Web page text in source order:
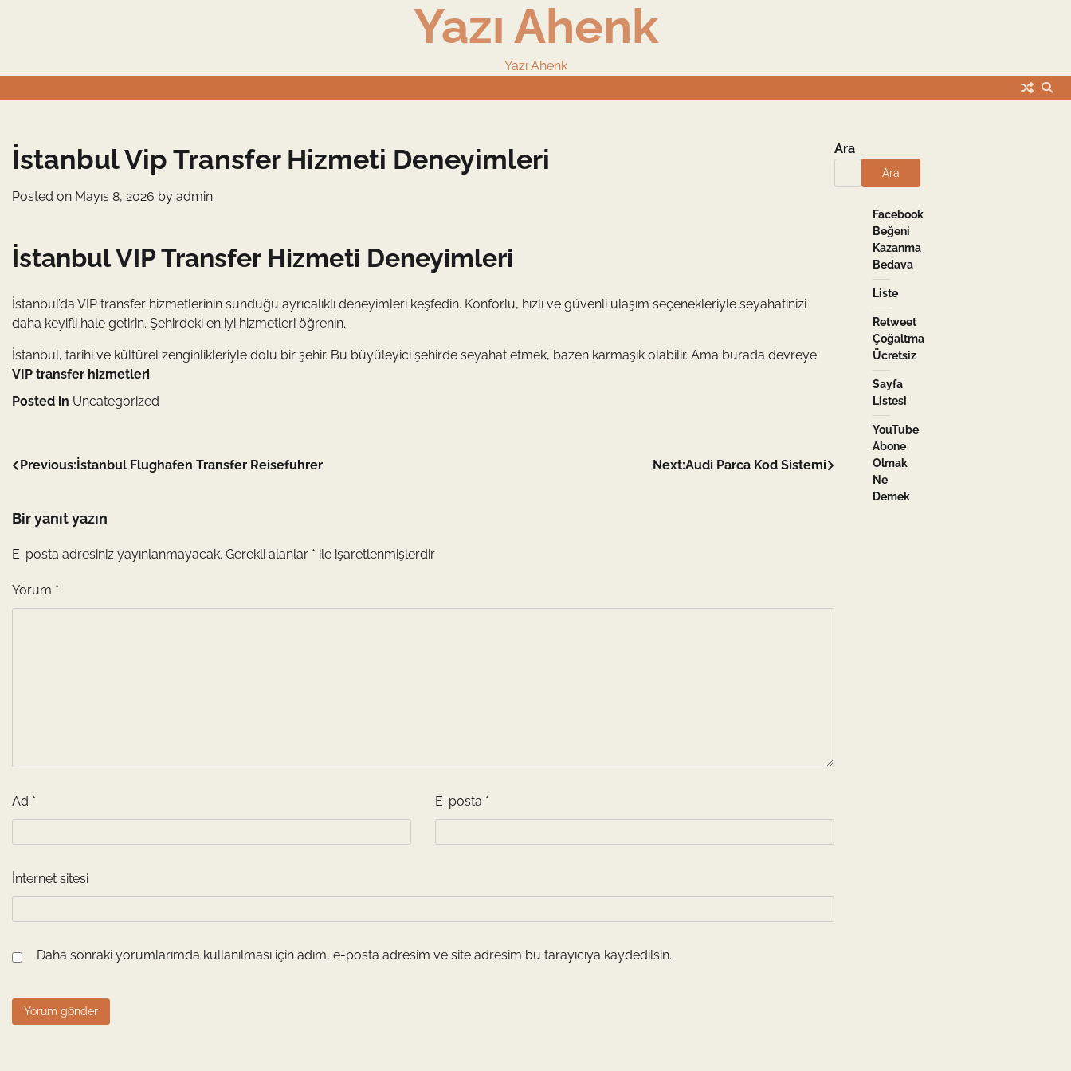
Yazı Ahenk
Yazı Ahenk
İstanbul Vip Transfer Hizmeti Deneyimleri
Posted on Mayıs 8, 2026 by admin
İstanbul VIP Transfer Hizmeti Deneyimleri
İstanbul’da VIP transfer hizmetlerinin sunduğu ayrıcalıklı deneyimleri keşfedin. Konforlu, hızlı ve güvenli ulaşım seçenekleriyle seyahatinizi
daha keyifli hale getirin. Şehirdeki en iyi hizmetleri öğrenin.
İstanbul, tarihi ve kültürel zenginlikleriyle dolu bir şehir. Bu büyüleyici şehirde seyahat etmek, bazen karmaşık olabilir. Ama burada devreye
VIP transfer hizmetleri
Posted in Uncategorized
Yazı
Previous:İstanbul Flughafen Transfer Reisefuhrer Next:Audi Parca Kod Sistemi
Bir yanıt yazın
E-posta adresiniz yayınlanmayacak. Gerekli alanlar * ile işaretlenmişlerdir
Yorum *
Ad * E-posta *
İnternet sitesi
Daha sonraki yorumlarımda kullanılması için adım, e-posta adresim ve site adresim bu tarayıcıya kaydedilsin.
Ara
Ara
Facebook
Beğeni
Kazanma
Bedava
Liste
Retweet
Çoğaltma
Ücretsiz
Sayfa
Listesi
YouTube
Abone
Olmak
Ne
Demek